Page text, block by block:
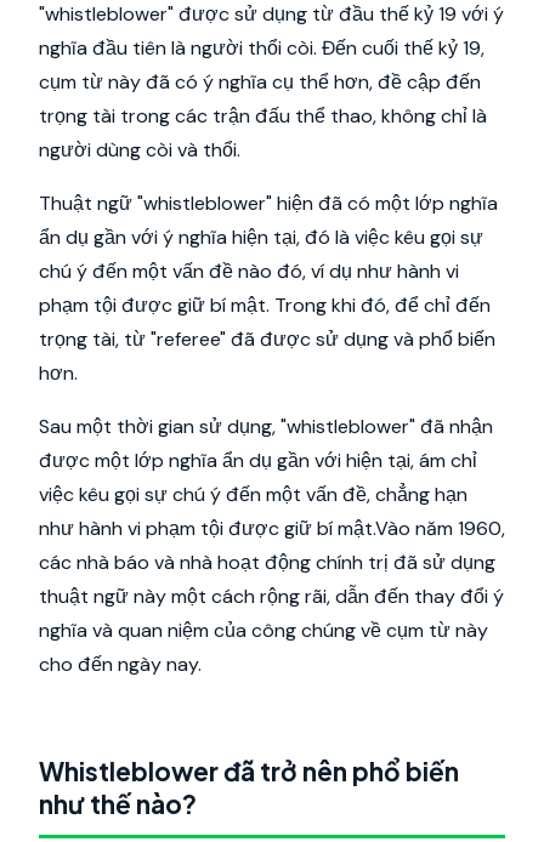
"whistleblower" được sử dụng từ đầu thế kỷ 19 với ý
nghĩa đầu tiên là người thổi còi. Đến cuối thế kỷ 19,
cụm từ này đã có ý nghĩa cụ thể hơn, đề cập đến
trọng tài trong các trận đấu thể thao, không chỉ là
người dùng còi và thổi.
Thuật ngữ "whistleblower" hiện đã có một lớp nghĩa
ẩn dụ gần với ý nghĩa hiện tại, đó là việc kêu gọi sự
chú ý đến một vấn đề nào đó, ví dụ như hành vi
phạm tội được giữ bí mật. Trong khi đó, để chỉ đến
trọng tài, từ "referee" đã được sử dụng và phổ biến
hơn.
Sau một thời gian sử dụng, "whistleblower" đã nhận
được một lớp nghĩa ẩn dụ gần với hiện tại, ám chỉ
việc kêu gọi sự chú ý đến một vấn đề, chẳng hạn
như hành vi phạm tội được giữ bí mật.Vào năm 1960,
các nhà báo và nhà hoạt động chính trị đã sử dụng
thuật ngữ này một cách rộng rãi, dẫn đến thay đổi ý
nghĩa và quan niệm của công chúng về cụm từ này
cho đến ngày nay.
Whistleblower đã trở nên phổ biến
như thế nào?